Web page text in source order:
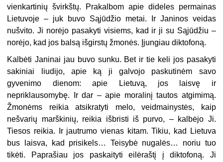
vienkartinių švirkštų. Prakalbom apie dideles permainas
Lietuvoje – juk buvo Sąjūdžio me­tai. Ir Janinos veidas
nušvito. Ji norėjo pasakyti visiems, kad ir ji su Sąjūdžiu –
norėjo, kad jos balsą išgirstų žmonės. Įjungiau diktofoną.
Kalbėti Janinai jau buvo sunku. Bet ir tie keli jos pasakyti
sakiniai liudijo, apie ką ji galvojo paskutinėm savo
gyvenimo dienom: apie Lie­tuvą, jos laisvę ir
nepriklausomybę. Ir dar – apie moralinį tautos atgimimą.
Žmonėms reikia atsikratyti melo, veidmainystės, kaip
nešva­rių marškinių, reikia išbristi iš purvo, – kalbėjo Ji.
Tiesos reikia. Ir jautrumo vienas kitam. Tikiu, kad Lietuva
bus laisva, kad prisikels… Tei­sybė nugalės… noriu tuo
tikėti. Paprašiau jos paskaityti eilėraštį į diktofoną. Ji